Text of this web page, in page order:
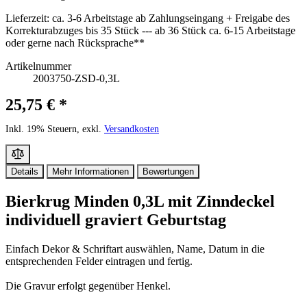
Lieferzeit: ca. 3-6 Arbeitstage ab Zahlungseingang + Freigabe des
Korrekturabzuges bis 35 Stück --- ab 36 Stück ca. 6-15 Arbeitstage
oder gerne nach Rücksprache**
Artikelnummer
2003750-ZSD-0,3L
25,75 € *
Inkl. 19% Steuern, exkl. Versandkosten
Details Mehr Informationen Bewertungen
Bierkrug Minden 0,3L mit Zinndeckel
individuell graviert Geburtstag
Einfach Dekor & Schriftart auswählen, Name, Datum in die
entsprechenden Felder eintragen und fertig.
Die Gravur erfolgt gegenüber Henkel.